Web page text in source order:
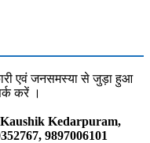
एवं जनसमस्या से जुड़ा हुआ
करें ।
Kedarpuram,
9897006101